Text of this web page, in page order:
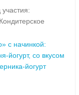
с начинкой:
йогурт, со вкусом
йогурт